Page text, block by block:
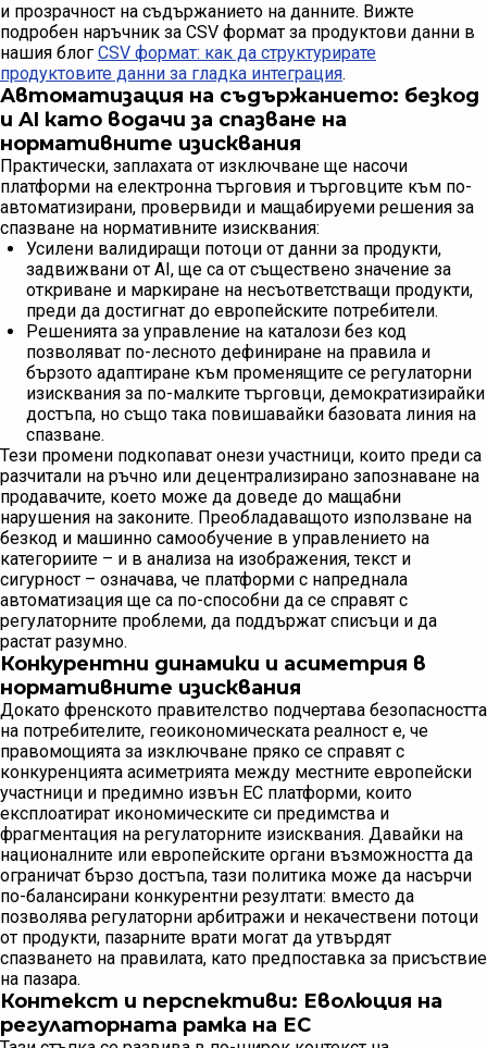
и прозрачност на съдържанието на данните. Вижте
подробен наръчник за CSV формат за продуктови данни в
нашия блог CSV формат: как да структурирате
продуктовите данни за гладка интеграция.
Автоматизация на съдържанието: безкод
и AI като водачи за спазване на
нормативните изисквания
Практически, заплахата от изключване ще насочи
платформи на електронна търговия и търговците към по-
автоматизирани, провервиди и мащабируеми решения за
спазване на нормативните изисквания:
Усилени валидиращи потоци от данни за продукти,
задвижвани от AI, ще са от съществено значение за
откриване и маркиране на несъответстващи продукти,
преди да достигнат до европейските потребители.
Решенията за управление на каталози без код
позволяват по-лесното дефиниране на правила и
бързото адаптиране към променящите се регулаторни
изисквания за по-малките търговци, демократизирайки
достъпа, но също така повишавайки базовата линия на
спазване.
Тези промени подкопават онези участници, които преди са
разчитали на ръчно или децентрализирано запознаване на
продавачите, което може да доведе до мащабни
нарушения на законите. Преобладаващото използване на
безкод и машинно самообучение в управлението на
категориите – и в анализа на изображения, текст и
сигурност – означава, че платформи с напреднала
автоматизация ще са по-способни да се справят с
регулаторните проблеми, да поддържат списъци и да
растат разумно.
Конкурентни динамики и асиметрия в
нормативните изисквания
Докато френското правителство подчертава безопасността
на потребителите, геоикономическата реалност е, че
правомощията за изключване пряко се справят с
конкуренцията асиметрията между местните европейски
участници и предимно извън ЕС платформи, които
експлоатират икономическите си предимства и
фрагментация на регулаторните изисквания. Давайки на
националните или европейските органи възможността да
ограничат бързо достъпа, тази политика може да насърчи
по-балансирани конкурентни резултати: вместо да
позволява регулаторни арбитражи и некачествени потоци
от продукти, пазарните врати могат да утвърдят
спазването на правилата, като предпоставка за присъствие
на пазара.
Контекст и перспективи: Еволюция на
регулаторната рамка на ЕС